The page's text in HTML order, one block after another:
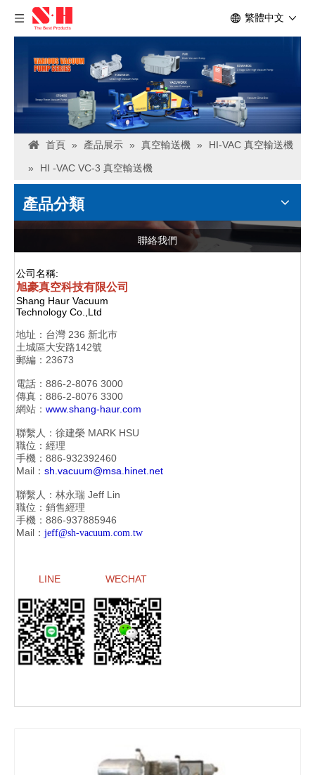
繁體中文
首頁 » 產品展示 » 真空輸送機 » HI-VAC 真空輸送機
» HI -VAC VC-3 真空輸送機
產品分類
聯絡我們
公司名稱:
旭豪真空科技有限公司
Shang Haur Vacuum
Technology Co.,Ltd
地址： 台灣 236 新北巿
土城區大安路142號
郵編：23673
電話：886-2-8076 3000
傳真：886-2-8076 3300
網站： www.shang-haur.com
聯繫人：徐建榮 MARK HSU
職位：經理
手機：886-932392460
Mail： sh.vacuum@msa.hinet.net
聯繫人：林永瑞 Jeff Lin
職位：銷售經理
手機：886-937885946
Mail： jeff@sh-vacuum.com.tw
LINE WECHAT